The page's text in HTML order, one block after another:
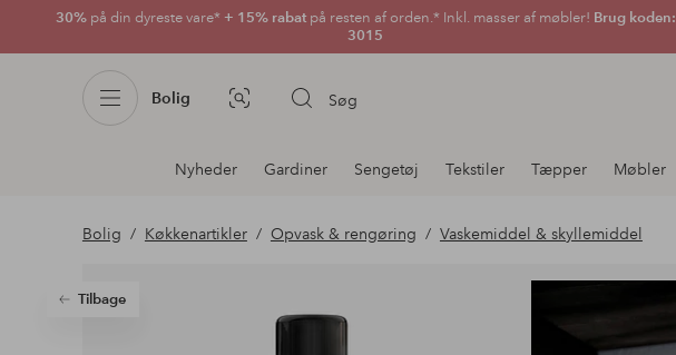
30% på din dyreste vare* + 15% rabatpå resten af orden.* Inkl. masser af møbler! Brug koden:
3015
Bolig Billedsøgning Søg
Afdelningsnavigation
Nyheder Gardiner Sengetøj Tekstiler Tæpper Møbler
Bolig Køkkenartikler Opvask & rengøring Vaskemiddel & skyllemiddel
Tilbage